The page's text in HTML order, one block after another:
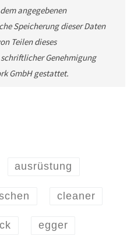
angegebenen
Speicherung dieser Daten
Teilen dieses
Genehmigung
GmbH gestattet.
ausrüstung
cleaner
egger